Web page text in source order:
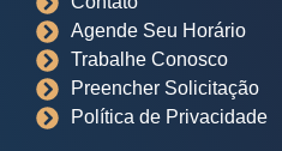
Agende Seu Horário
Trabalhe Conosco
Preencher Solicitação
Política de Privacidade